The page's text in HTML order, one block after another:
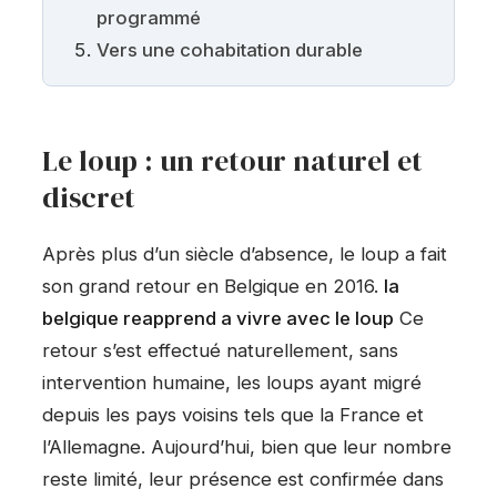
programmé
Vers une cohabitation durable
Le loup : un retour naturel et
discret
Après plus d’un siècle d’absence, le loup a fait
son grand retour en Belgique en 2016. la
belgique reapprend a vivre avec le loup Ce
retour s’est effectué naturellement, sans
intervention humaine, les loups ayant migré
depuis les pays voisins tels que la France et
l’Allemagne. Aujourd’hui, bien que leur nombre
reste limité, leur présence est confirmée dans